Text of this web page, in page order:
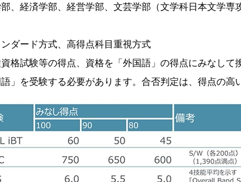
経済学部、経営学部、文芸学部（文学科日本文学専攻
ダード方式、高得点科目重視方式
格試験等の得点、資格を「外国語」の得点にみなして
」を受験する必要があります。合否判定は、得点の高